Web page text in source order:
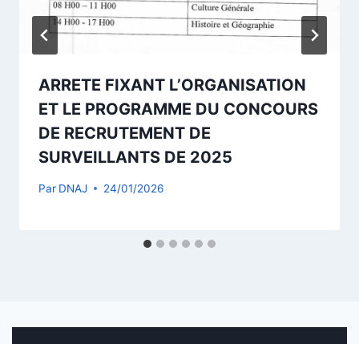
ARRETE FIXANT L’ORGANISATION
ET LE PROGRAMME DU CONCOURS
DE RECRUTEMENT DE
SURVEILLANTS DE 2025
Par DNAJ 24/01/2026